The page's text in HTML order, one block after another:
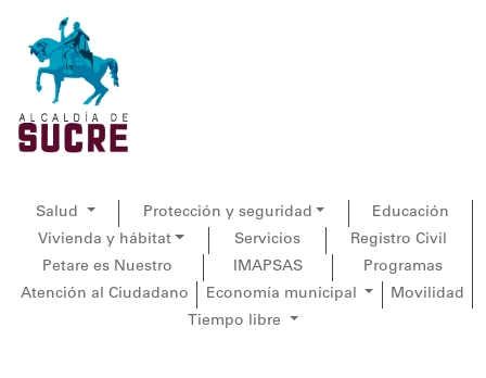
Salud Protección y seguridad
Educación
Vivienda y hábitat
Servicios
Registro Civil
Petare es Nuestro
IMAPSAS
Programas
Atención al Ciudadano
Economía municipal
Movilidad
Tiempo libre